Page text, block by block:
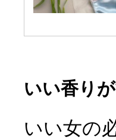
いい香り
いい女の